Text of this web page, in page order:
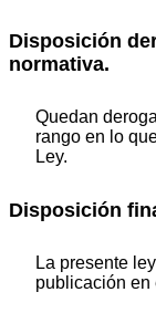
Disposición
normativa.
Quedan
rango en lo
Ley.
Disposición
La presente
publicación en